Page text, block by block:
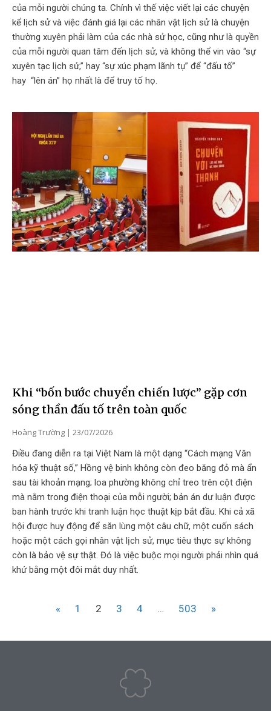
của mỗi người chúng ta. Chính vì thế việc viết lại các chuyện
kể lịch sử và việc đánh giá lại các nhân vật lịch sử là chuyện
thường xuyên phải làm của các nhà sử học, cũng như là quyền
của mỗi người quan tâm đến lịch sử, và không thể vin vào “sự
xuyên tạc lịch sử,” hay “sự xúc phạm lãnh tụ” để “đấu tố”
hay “lên án” họ nhất là để truy tố họ.
Khi “bốn bước chuyển chiến lược” gặp cơn
sóng thần đấu tố trên toàn quốc
Hoàng Trường
23/07/2026
Điều đang diễn ra tại Việt Nam là một dạng “Cách mạng Văn
hóa kỹ thuật số,” Hồng vệ binh không còn đeo băng đỏ mà ẩn
sau tài khoản mạng; loa phường không chỉ treo trên cột điện
mà nằm trong điện thoại của mỗi người; bản án dư luận được
ban hành trước khi tranh luận học thuật kịp bắt đầu. Khi cả xã
hội được huy động để săn lùng một câu chữ, một cuốn sách
hoặc một cách gọi nhân vật lịch sử, mục tiêu thực sự không
còn là bảo vệ sự thật. Đó là việc buộc mọi người phải nhìn quá
khứ bằng một đôi mắt duy nhất.
« 1 2 3 4 … 503 »